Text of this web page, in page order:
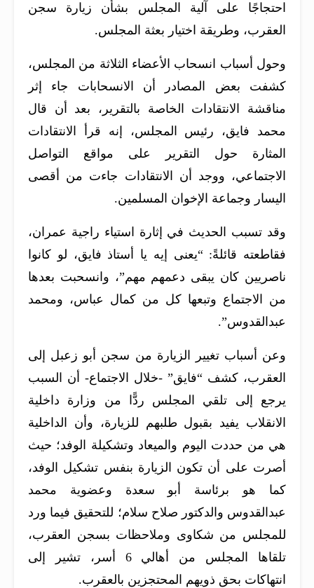
احتجاجًا على آلية المجلس بشأن زيارة سجن
العقرب، وطريقة اختيار بعثة المجلس.
وحول أسباب انسحاب الأعضاء الثلاثة من المجلس،
كشفت بعض المصادر أن الانسحابات جاء إثر
مناقشة الانتقادات الخاصة بالتقرير، بعد أن قال
محمد فايق، رئيس المجلس، إنه قرأ الانتقادات
المثارة حول التقرير على مواقع التواصل
الاجتماعي، ووجد أن الانتقادات جاءت من أقصى
اليسار وجماعة الإخوان المسلمين.
وقد تسبب الحديث في إثارة استياء راجية عمران،
فقاطعته قائلةً: “يعنى إيه يا أستاذ فايق، لو كانوا
ناصريين كان يبقى دعمهم مهم”، وانسحبت بعدها
من الاجتماع وتبعها كل من كمال عباس، ومحمد
عبدالقدوس”.
وعن أسباب تغيير الزيارة من سجن أبو زعبل إلى
العقرب، كشف “فايق” -خلال الاجتماع- أن السبب
يرجع إلى تلقي المجلس ردًّا من وزارة داخلية
الانقلاب يفيد بقبول طلبهم للزيارة، وأن الداخلية
هي من حددت اليوم والميعاد وتشكيلة الوفد؛ حيث
أصرت على أن تكون الزيارة بنفس تشكيل الوفد،
كما هو برئاسة أبو سعدة وعضوية محمد
عبدالقدوس والدكتور صلاح سلام؛ للتحقيق فيما ورد
للمجلس من شكاوى وملاحظات بسجن العقرب،
تلقاها المجلس من أهالي 6 أسر، تشير إلى
انتهاكات بحق ذويهم المحتجزين بالعقرب.